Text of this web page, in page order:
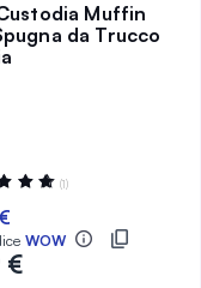
Muffin
da Trucco
(1)
WOW
€